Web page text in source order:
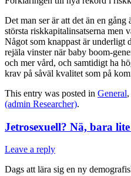
Det man ser är att det än en
största riskkapitalinsatserna men
Något som knappast är underligt
rejäla vinster när baby boom-
och mer vård, och samtidigt ha
krav på såväl kvalitet som på
This entry was posted in General,
(admin Researcher).
Jetrosexuell? Nä, bara
Leave a reply
Dags att lära sig en ny